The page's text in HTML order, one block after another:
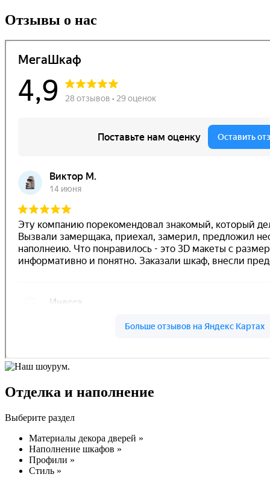
Отзывы о нас
Отделка и наполнение
Выберите раздел
Материалы декора дверей »
Наполнение шкафов »
Профили »
Стиль »